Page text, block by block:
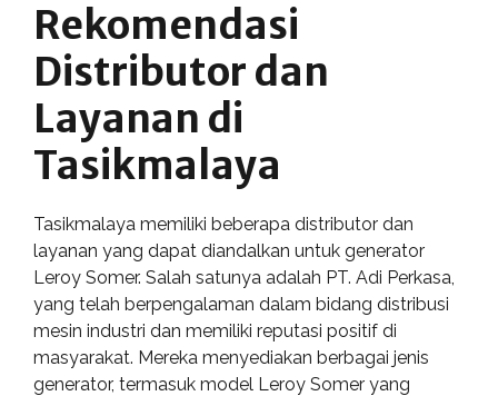
Rekomendasi
Distributor dan
Layanan di
Tasikmalaya
Tasikmalaya memiliki beberapa distributor dan
layanan yang dapat diandalkan untuk generator
Leroy Somer. Salah satunya adalah PT. Adi Perkasa,
yang telah berpengalaman dalam bidang distribusi
mesin industri dan memiliki reputasi positif di
masyarakat. Mereka menyediakan berbagai jenis
generator, termasuk model Leroy Somer yang